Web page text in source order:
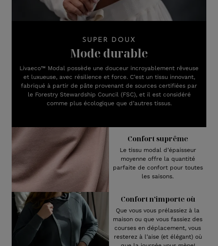
SUPER DOUX
Mode durable
Livaeco™ Modal possède une douceur incroyablement rêveuse
et luxueuse, avec résilience et force. C’est un tissu innovant,
fabriqué à partir de pâte provenant de sources certifiées par
le Forestry Stewardship Council (FSC), et il est considéré
comme plus écologique que d’autres tissus.
Confort suprême
Le tissu modal d’épaisseur
moyenne offre la quantité
parfaite de confort pour toutes
les saisons.
Confort n’importe où
Que vous vous prélassiez à la
maison ou que vous fassiez des
courses en déplacement, vous
resterez à l’aise (et élégant) où